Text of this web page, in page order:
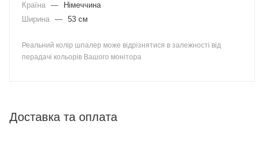
Країна —
Німеччина
Ширина — 53 см
Реальний колір шпалер може відрізнятися в залежності від
перадачі кольорів Вашого монітора
Доставка та оплата